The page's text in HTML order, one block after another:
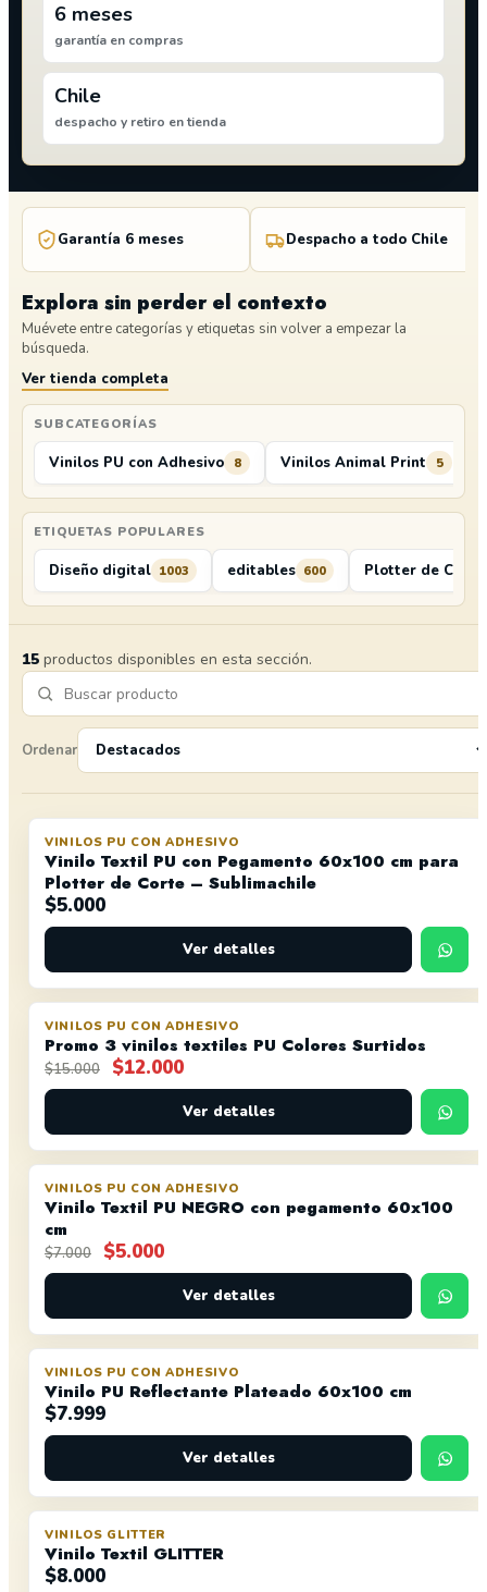
6 meses
garantía en compras
Chile
despacho y retiro en tienda
Garantía 6 meses Despacho a todo Chile
Explora sin perder el contexto
Muévete entre categorías y etiquetas sin volver a empezar la
búsqueda.
Ver tienda completa
SUBCATEGORÍAS
Vinilos PU con Adhesivo 8 Vinilos Animal Print 5
ETIQUETAS POPULARES
Diseño digital 1003 editables 600 Plotter de Corte
15 productos disponibles en esta sección.
Ordenar
VINILOS PU CON ADHESIVO
Vinilo Textil PU con Pegamento 60x100 cm para
Plotter de Corte – Sublimachile
$5.000
Ver detalles
OFERTA
VINILOS PU CON ADHESIVO
Promo 3 vinilos textiles PU Colores Surtidos
$15.000
El
precio
original
era:
$15.000.
$12.000El
precio
actual
es:
$12.000.
Ver detalles
OFERTA
VINILOS PU CON ADHESIVO
Vinilo Textil PU NEGRO con pegamento 60x100
cm
$7.000
El
precio
era:
$7.000.
$5.000El
precio
actual
es:
$5.000.
Ver detalles
VINILOS PU CON ADHESIVO
Vinilo PU Reflectante Plateado 60x100 cm
$7.999
Ver detalles
VINILOS GLITTER
Vinilo Textil GLITTER
$8.000